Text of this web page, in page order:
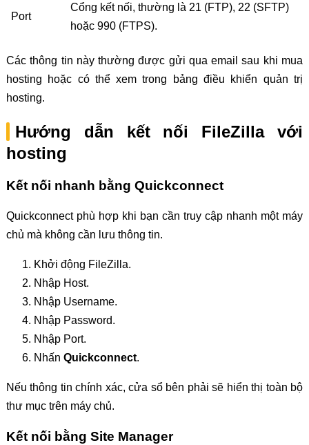
Port
Cổng kết nối, thường là 21 (FTP), 22 (SFTP)
hoặc 990 (FTPS).
Các thông tin này thường được gửi qua email sau khi mua
hosting hoặc có thể xem trong bảng điều khiển quản trị
hosting.
Hướng dẫn kết nối FileZilla với
hosting
Kết nối nhanh bằng Quickconnect
Quickconnect phù hợp khi bạn cần truy cập nhanh một máy
chủ mà không cần lưu thông tin.
Khởi động FileZilla.
Nhập Host.
Nhập Username.
Nhập Password.
Nhập Port.
Nhấn Quickconnect.
Nếu thông tin chính xác, cửa sổ bên phải sẽ hiển thị toàn bộ
thư mục trên máy chủ.
Kết nối bằng Site Manager